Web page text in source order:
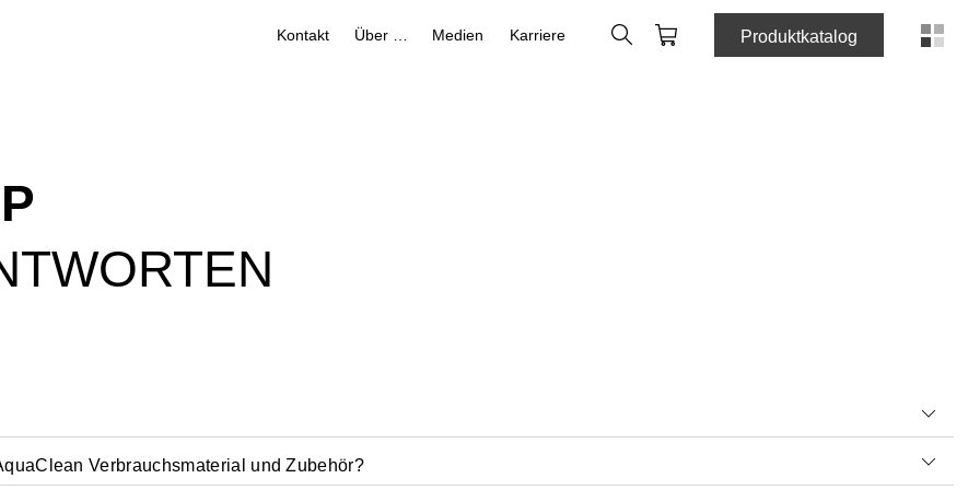
Kontakt Medien Karriere Suche WarenkorbProduktkatalog
Verbrauchsmaterial und Zubehör?